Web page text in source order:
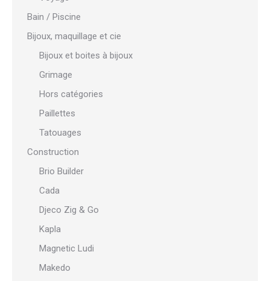
Bain / Piscine
Bijoux, maquillage et cie
Bijoux et boites à bijoux
Grimage
Hors catégories
Paillettes
Tatouages
Construction
Brio Builder
Cada
Djeco Zig & Go
Kapla
Magnetic Ludi
Makedo